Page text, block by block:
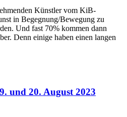
Künstler vom KiB-
in Begegnung/Bewegung zu
Und fast 70% kommen dann
Denn einige haben einen langen
und 20. August 2023